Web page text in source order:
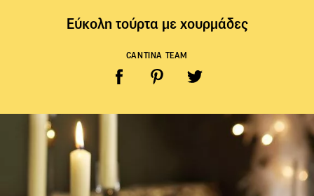
Εύκολη τούρτα με χουρμάδες
CANTINA TEAM